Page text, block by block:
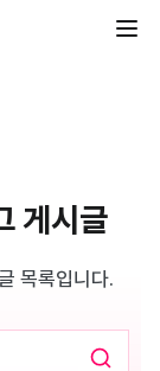
게시글
목록입니다.